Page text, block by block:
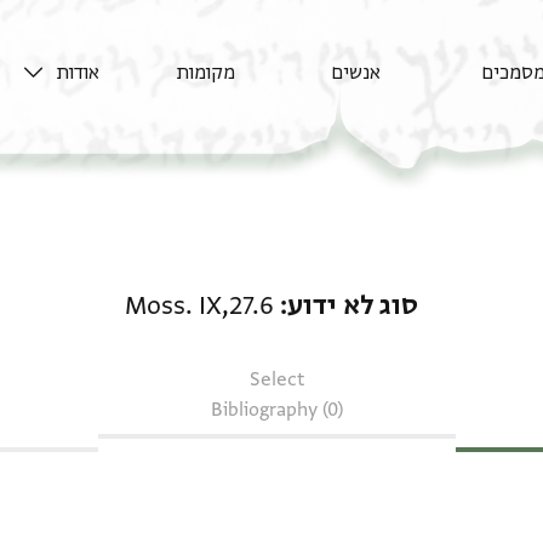
מסמכים אנשים מקומות אודות
סוג לא ידוע Moss. IX,27.6
Select
Bibliography (0)